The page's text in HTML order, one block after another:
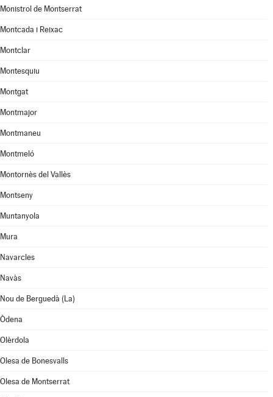
Monistrol de Montserrat
Montcada i Reixac
Montclar
Montesquiu
Montgat
Montmajor
Montmaneu
Montmeló
Montornès del Vallès
Montseny
Muntanyola
Mura
Navarcles
Navàs
Nou de Berguedà (La)
Òdena
Olèrdola
Olesa de Bonesvalls
Olesa de Montserrat